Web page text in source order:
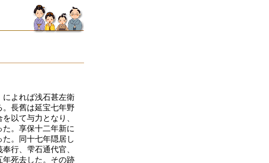
によれば浅石甚左衛
長舊は延宝七年野
以て与力となり、
。享保十二年新に
。同十七年隠居し
行、雫石通代官、
年死去した。その跡